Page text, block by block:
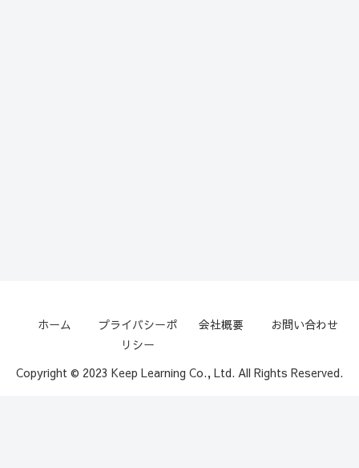
ホーム
プライバシーポ
リシー
会社概要 お問い合わせ
Copyright © 2023 Keep Learning Co., Ltd. All Rights Reserved.